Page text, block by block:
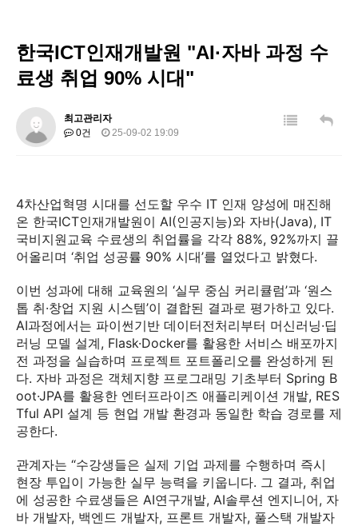
한국ICT인재개발원 "AI·자바 과정 수
료생 취업 90% 시대"
최고관리자
0건
25-09-02 19:09
4차산업혁명 시대를 선도할 우수 IT 인재 양성에 매진해
온 한국ICT인재개발원이 AI(인공지능)와 자바(Java), IT
국비지원교육 수료생의 취업률을 각각 88%, 92%까지 끌
어올리며 ‘취업 성공률 90% 시대’를 열었다고 밝혔다.
이번 성과에 대해 교육원의 ‘실무 중심 커리큘럼’과 ‘원스
톱 취·창업 지원 시스템’이 결합된 결과로 평가하고 있다.
AI과정에서는 파이썬기반 데이터전처리부터 머신러닝·딥
러닝 모델 설계, Flask·Docker를 활용한 서비스 배포까지
전 과정을 실습하며 프로젝트 포트폴리오를 완성하게 된
다. 자바 과정은 객체지향 프로그래밍 기초부터 Spring B
oot·JPA를 활용한 엔터프라이즈 애플리케이션 개발, RES
Tful API 설계 등 현업 개발 환경과 동일한 학습 경로를 제
공한다.
관계자는 “수강생들은 실제 기업 과제를 수행하며 즉시
현장 투입이 가능한 실무 능력을 키웁니다. 그 결과, 취업
에 성공한 수료생들은 AI연구개발, AI솔루션 엔지니어, 자
바 개발자, 백엔드 개발자, 프론트 개발자, 풀스택 개발자